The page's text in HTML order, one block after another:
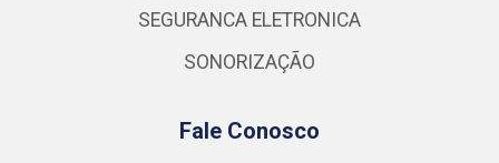
SEGURANCA ELETRONICA
SONORIZAÇÃO
Fale Conosco